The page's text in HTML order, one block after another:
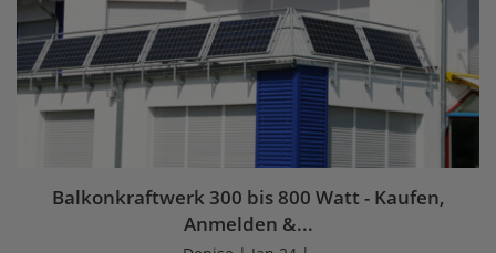
Balkonkraftwerk 300 bis 800 Watt - Kaufen,
Anmelden &...